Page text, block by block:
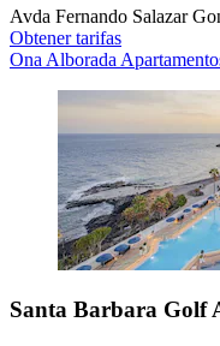
Avda Fernando Salazar
Obtener tarifas
Ona Alborada
Santa Barbara Golf